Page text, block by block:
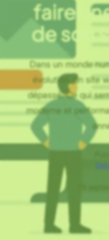
faire
de son
Dans un monde
évolution, un site
dépassé. Ce qui
moderne et
19